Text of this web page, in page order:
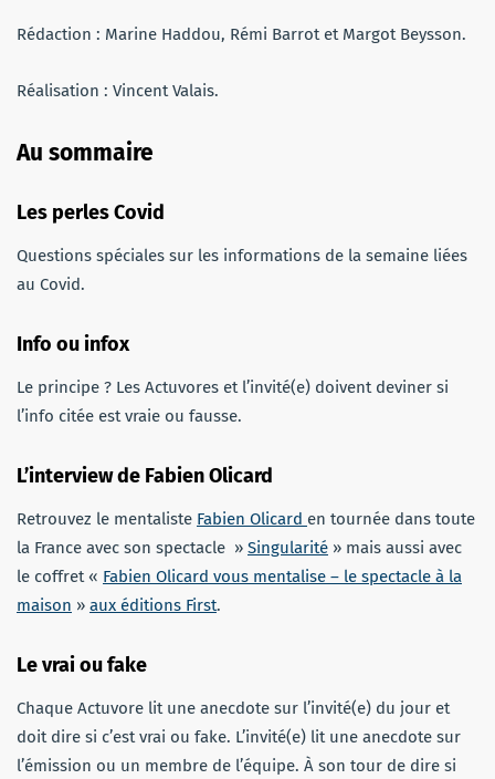
Rédaction : Marine Haddou, Rémi Barrot et Margot Beysson.
Réalisation : Vincent Valais.
Au sommaire
Les perlesCovid
Questions spéciales sur les informations de la semaine liées
au Covid.
Info ou infox
Le principe ? Les Actuvores et l’invité(e) doivent deviner si
l’info citée est vraie ou fausse.
L’interview de Fabien Olicard
Retrouvez le mentaliste Fabien Olicard en tournée dans toute
la France avec son spectacle » Singularité » mais aussi avec
le coffret « Fabien Olicard vous mentalise – le spectacle à la
maison » aux éditions First.
Le vrai ou fake
Chaque Actuvore lit une anecdote sur l’invité(e) du jour et
doit dire si c’est vrai ou fake. L’invité(e) lit une anecdote sur
l’émission ou un membre de l’équipe. À son tour de dire si